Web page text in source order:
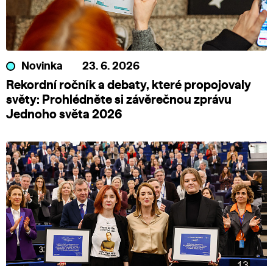
Novinka 23. 6. 2026
Rekordní ročník a debaty, které propojovaly
světy: Prohlédněte si závěrečnou zprávu
Jednoho světa 2026